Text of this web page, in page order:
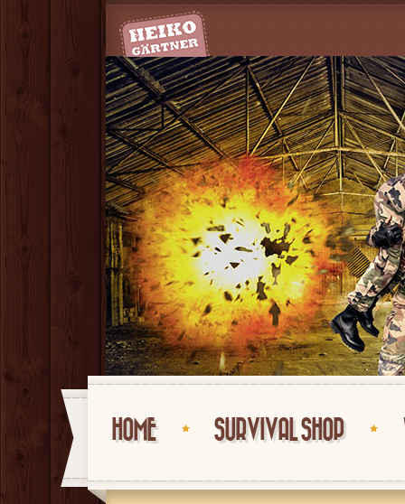
HOME SURVIVAL SHOP